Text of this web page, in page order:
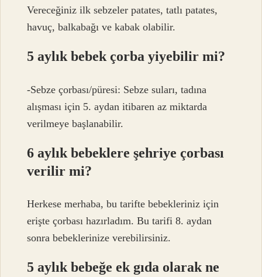
Vereceğiniz ilk sebzeler patates, tatlı patates,
havuç, balkabağı ve kabak olabilir.
5 aylık bebek çorba yiyebilir mi?
-Sebze çorbası/püresi: Sebze suları, tadına
alışması için 5. aydan itibaren az miktarda
verilmeye başlanabilir.
6 aylık bebeklere şehriye çorbası
verilir mi?
Herkese merhaba, bu tarifte bebekleriniz için
erişte çorbası hazırladım. Bu tarifi 8. aydan
sonra bebeklerinize verebilirsiniz.
5 aylık bebeğe ek gıda olarak ne